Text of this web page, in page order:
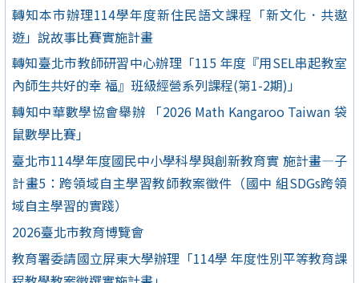
轉知本市辦理114學年度新住民語文課程「新文化．共遨
遊」說故事比賽實施計畫
轉知臺北市教師研習中心辦理「115 年度『用SEL串起教室
內師生共好的幸 福』班級經營系列課程(第1-2期)」
轉知中華數學協會舉辦 「2026 Math Kangaroo Taiwan 袋
鼠數學比賽」
臺北市114學年度國民中小學科學與創新教育實 施計畫—子
計畫5：跨領域自主學習教師教案徵件（國中 組SDGs跨領
域自主學習的實踐）
2026臺北市教育博覽會
教育署委請國立屏東大學辦理「114學 年度性別平等教育課